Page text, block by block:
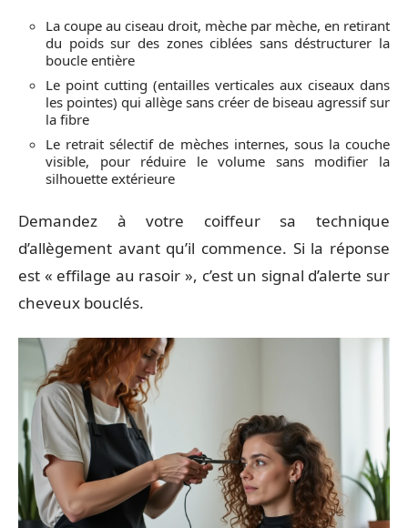
La coupe au ciseau droit, mèche par mèche, en retirant
du poids sur des zones ciblées sans déstructurer la
boucle entière
Le point cutting (entailles verticales aux ciseaux dans
les pointes) qui allège sans créer de biseau agressif sur
la fibre
Le retrait sélectif de mèches internes, sous la couche
visible, pour réduire le volume sans modifier la
silhouette extérieure
Demandez à votre coiffeur sa technique
d’allègement avant qu’il commence. Si la réponse
est « effilage au rasoir », c’est un signal d’alerte sur
cheveux bouclés.